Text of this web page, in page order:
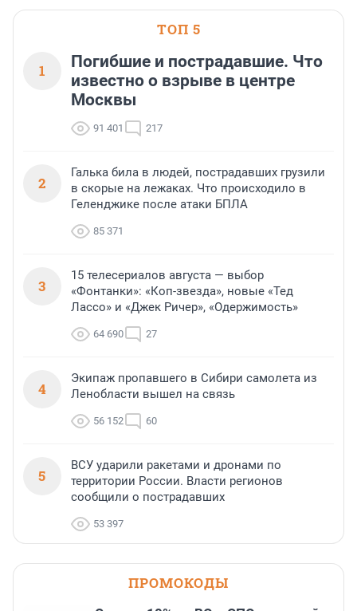
ТОП 5
1
Погибшие и пострадавшие. Что
известно о взрыве в центре
Москвы
91 401 217
2
Галька била в людей, пострадавших грузили
в скорые на лежаках. Что происходило в
Геленджике после атаки БПЛА
85 371
3
15 телесериалов августа — выбор
«Фонтанки»: «Коп-звезда», новые «Тед
Лассо» и «Джек Ричер», «Одержимость»
64 690 27
4
Экипаж пропавшего в Сибири самолета из
Ленобласти вышел на связь
56 152 60
5
ВСУ ударили ракетами и дронами по
территории России. Власти регионов
сообщили о пострадавших
53 397
ПРОМОКОДЫ